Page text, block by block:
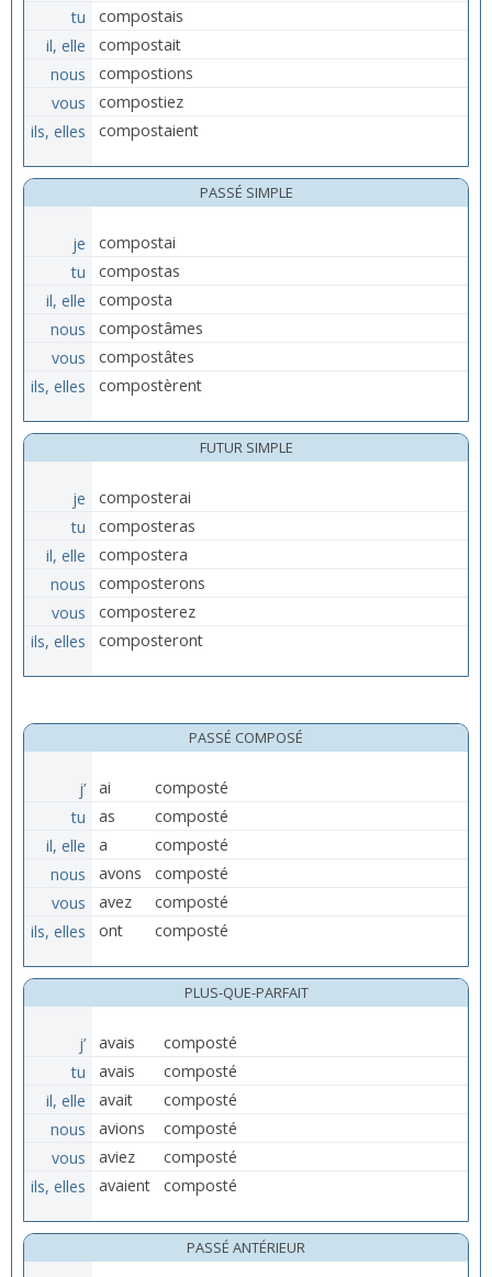
tu
compostais
il, elle
compostait
nous
compostions
vous
compostiez
ils, elles
compostaient
PASSÉ SIMPLE
je
compostai
tu
compostas
il, elle
composta
nous
compostâmes
vous
compostâtes
ils, elles
compostèrent
FUTUR SIMPLE
je
composterai
tu
composteras
il, elle
compostera
nous
composterons
vous
composterez
ils, elles
composteront
PASSÉ COMPOSÉ
j’ ai
composté
tu
as
composté
il, elle
a
composté
nous
avons
composté
vous
avez
composté
ils, elles
ont composté
PLUS-QUE-PARFAIT
j’ avais
composté
tu
avais
composté
il, elle
avait
composté
nous
avions
composté
vous
aviez
composté
ils, elles
avaient composté
PASSÉ ANTÉRIEUR